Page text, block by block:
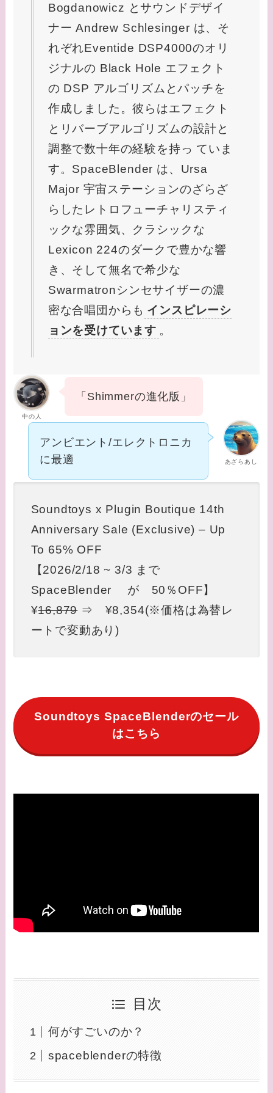
Bogdanowicz とサウンドデザイ
ナー Andrew Schlesinger は、そ
れぞれEventide DSP4000のオリ
ジナルの Black Hole エフェクト
の DSP アルゴリズムとパッチを
作成しました。彼らはエフェクト
とリバーブアルゴリズムの設計と
調整で数十年の経験を持っ ていま
す。SpaceBlender は、Ursa
Major 宇宙ステーションのざらざ
らしたレトロフューチャリスティ
ックな雰囲気、クラシックな
Lexicon 224のダークで豊かな響
き、そして無名で希少な
Swarmatronシンセサイザーの濃
密な合唱団からも インスピレーシ
ョンを受けています 。
中の人
「Shimmerの進化版」
あざらあし
アンビエント/エレクトロニカ
に最適
Soundtoys x Plugin Boutique 14th
Anniversary Sale (Exclusive) – Up
To 65% OFF
【2026/2/18 ~ 3/3 まで
SpaceBlender が 50％OFF】
¥16,879⇒ ¥8,354(※価格は為替レ
ートで変動あり)
Soundtoys SpaceBlenderのセール
はこちら
目次
何がすごいのか？
spaceblenderの特徴